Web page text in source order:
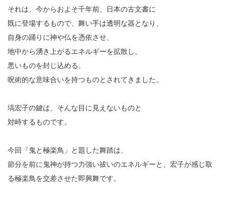
それは、今からおよそ千年前、日本の古文書に
既に登場するもので、舞い手は透明な器となり、
自身の踊りに神や仏を憑依させ、
地中から湧き上がるエネルギーを拡散し、
悪いものを封じ込める、
呪術的な意味合いを持つものとされてきました。
塙宏子の鍵は、そんな目に見えないものと
対峙するものです。
今回『鬼と極楽鳥」と題した舞踏は、
節分を前に鬼神が持つ力強い祓いのエネルギーと、宏子が感じ取
る極楽鳥を交差させた即興舞です。